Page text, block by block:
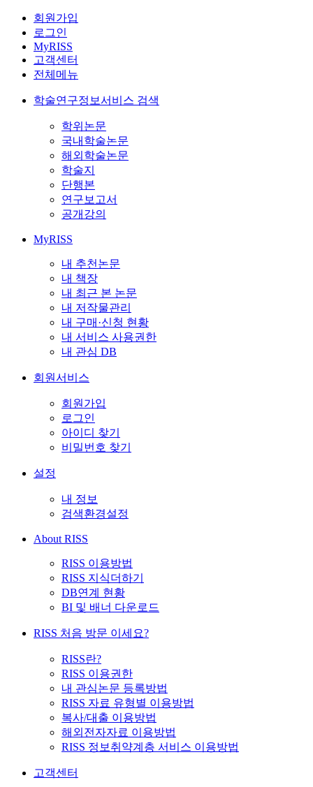
회원가입
로그인
MyRISS
고객센터
전체메뉴
학술연구정보서비스 검색
학위논문
국내학술논문
해외학술논문
학술지
단행본
연구보고서
공개강의
MyRISS
내 추천논문
내 책장
내 최근 본 논문
내 저작물관리
내 구매·신청 현황
내 서비스 사용권한
내 관심 DB
회원서비스
회원가입
로그인
아이디 찾기
비밀번호 찾기
설정
내 정보
검색환경설정
About RISS
RISS 이용방법
RISS 지식더하기
DB연계 현황
BI 및 배너 다운로드
RISS 처음 방문 이세요?
RISS란?
RISS 이용권한
내 관심논문 등록방법
RISS 자료 유형별 이용방법
복사/대출 이용방법
해외전자자료 이용방법
RISS 정보취약계층 서비스 이용방법
고객센터